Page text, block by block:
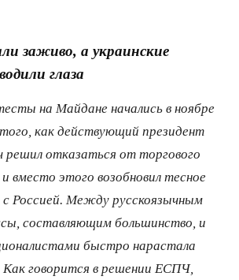
заживо, а украинские
глаза
на Майдане начались в ноябре
как действующий президент
решил отказаться от торгового
вместо этого возобновил тесное
с Россией. Между русскоязычным
составляющим большинство, и
быстро нарастала
говорится в решении ЕСПЧ,